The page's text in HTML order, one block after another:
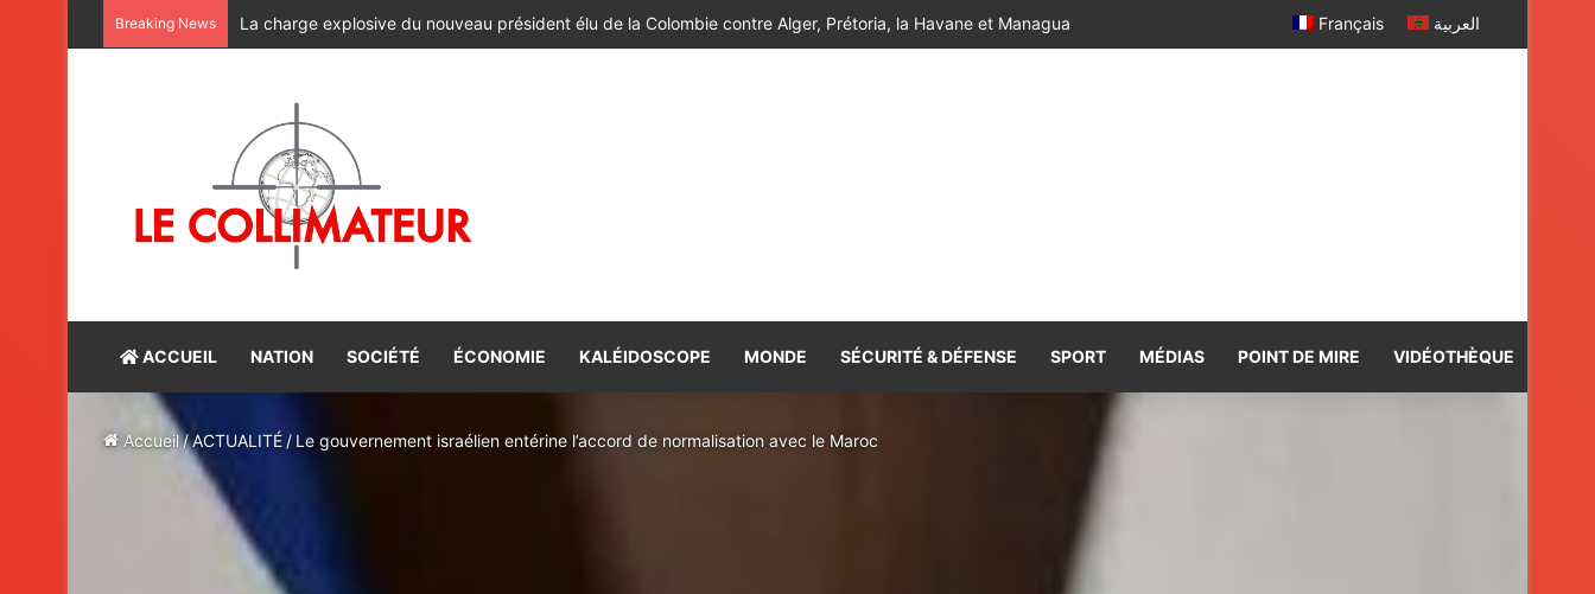
Breaking News CAN féminine Maroc-2026 : les lionnes de l’Atlas réussissent leur entrée en lice [Vidéo] Français العربية
ACCUEIL NATION SOCIÉTÉ ÉCONOMIE KALÉIDOSCOPE MONDE SÉCURITÉ & DÉFENSE SPORT MÉDIAS POINT DE MIRE VIDÉOTHÈQUE
Accueil/ACTUALITÉ / Le gouvernement israélien entérine l’accord de normalisation avec le Maroc